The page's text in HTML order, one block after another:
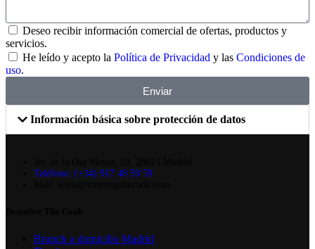
Deseo recibir información comercial de ofertas, productos y
servicios.
He leído y acepto la Política de Privacidad y las Condiciones de
uso.
Enviar
Información básica sobre protección de datos
Teléfono: (+34) 917 48 59 59
Brunch a domicilio Madrid